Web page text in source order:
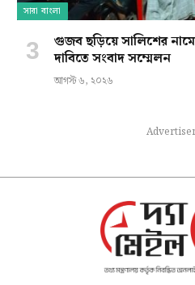
সারা বাংলা
গুজব ছড়িয়ে সালিশের নামে
দাবিতে সংবাদ সম্মেলন
আগস্ট ৬, ২০২৬